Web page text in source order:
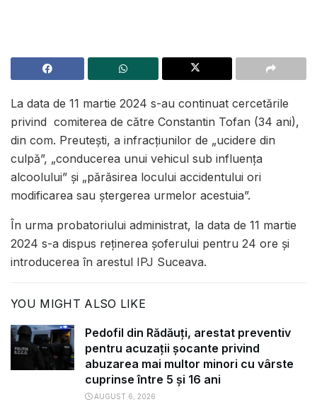
La data de 11 martie 2024 s-au continuat cercetările
privind comiterea de către Constantin Tofan (34 ani),
din com. Preutești, a infracțiunilor de „ucidere din
culpă”, „conducerea unui vehicul sub influența
alcoolului” și „părăsirea locului accidentului ori
modificarea sau ștergerea urmelor acestuia”.
În urma probatoriului administrat, la data de 11 martie
2024 s-a dispus reținerea șoferului pentru 24 ore și
introducerea în arestul IPJ Suceava.
YOU MIGHT ALSO LIKE
Pedofil din Rădăuți, arestat preventiv
pentru acuzații șocante privind
abuzarea mai multor minori cu vârste
cuprinse între 5 și 16 ani
AUGUST 6, 2026